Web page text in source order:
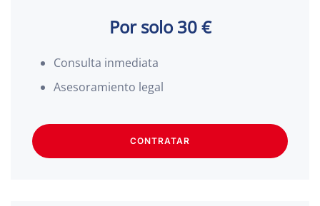
Por solo 30 €
Consulta inmediata
Asesoramiento legal
CONTRATAR